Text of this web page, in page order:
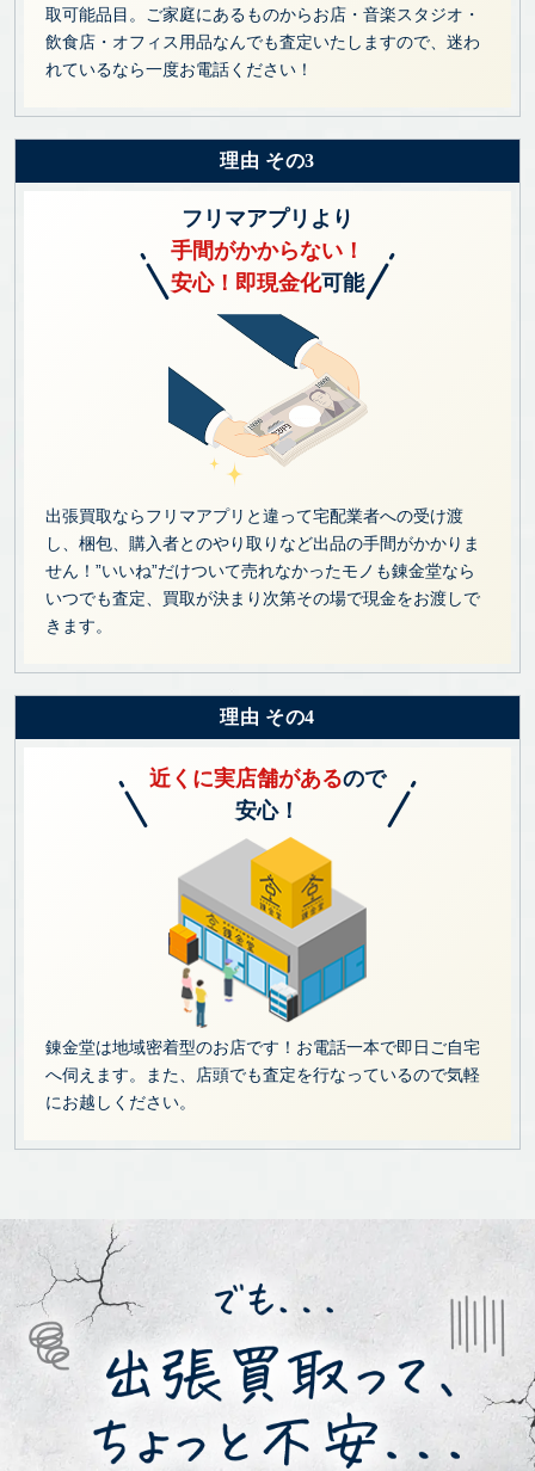
取可能品目。ご家庭にあるものからお店・音楽スタジオ・
飲食店・オフィス用品なんでも査定いたしますので、迷わ
れているなら一度お電話ください！
理由 その3
フリマアプリより
手間がかからない！
安心！即現金化可能
出張買取ならフリマアプリと違って宅配業者への受け渡
し、梱包、購入者とのやり取りなど出品の手間がかかりま
せん！”いいね”だけついて売れなかったモノも錬金堂なら
いつでも査定、買取が決まり次第その場で現金をお渡しで
きます。
理由 その4
近くに実店舗があるので
安心！
錬金堂は地域密着型のお店です！お電話一本で即日ご自宅
へ伺えます。また、店頭でも査定を行なっているので気軽
にお越しください。